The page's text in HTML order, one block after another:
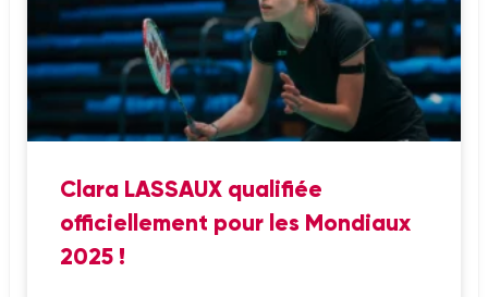
Clara LASSAUX qualifiée
officiellement pour les Mondiaux
2025 !